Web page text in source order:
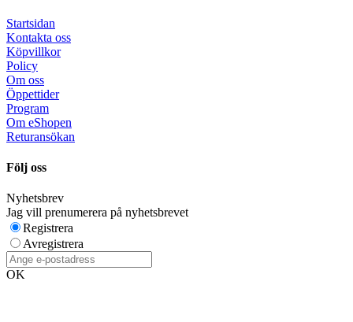
Startsidan
Kontakta oss
Köpvillkor
Policy
Om oss
Öppettider
Program
Om eShopen
Returansökan
Följ oss
Nyhetsbrev
Jag vill prenumerera på nyhetsbrevet
Registrera
Avregistrera
OK